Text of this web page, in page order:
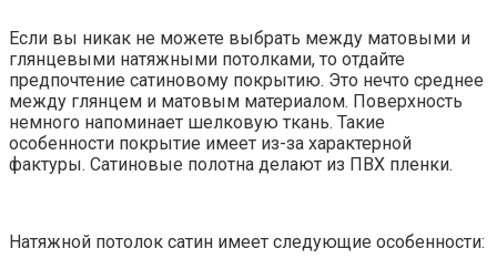
Если вы никак не можете выбрать между матовыми и
глянцевыми натяжными потолками, то отдайте
предпочтение сатиновому покрытию. Это нечто среднее
между глянцем и матовым материалом. Поверхность
немного напоминает шелковую ткань. Такие
особенности покрытие имеет из-за характерной
фактуры. Сатиновые полотна делают из ПВХ пленки.
Натяжной потолок сатин имеет следующие особенности: